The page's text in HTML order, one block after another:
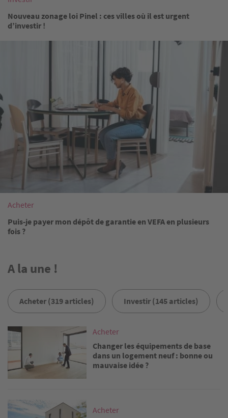
Nouveau zonage loi Pinel : ces villes où il est urgent
d’investir !
Acheter
Puis-je payer mon dépôt de garantie en VEFA en plusieurs
fois ?
A la une !
Acheter (319 articles) Investir (145 articles)
Image
Acheter
Changer les équipements de base
dans un logement neuf : bonne ou
mauvaise idée ?
Image
Acheter